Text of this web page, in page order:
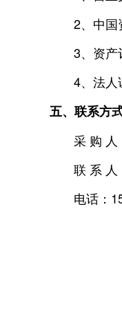
2、中国资
3、资产评
4、法人证
五、联系方
采 购 人
联 系 人
电话：